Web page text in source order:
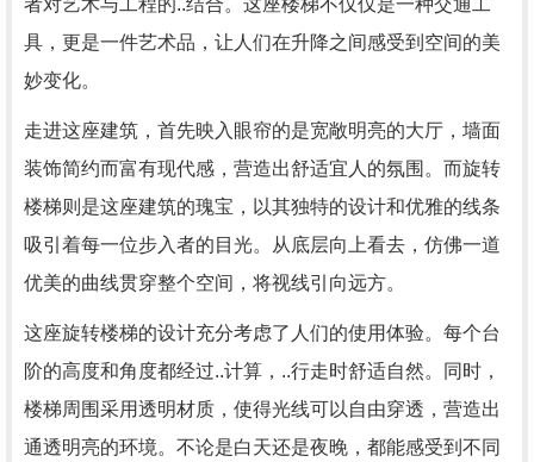
者对艺术与工程的..结合。这座楼梯不仅仅是一种交通工
具，更是一件艺术品，让人们在升降之间感受到空间的美
妙变化。
走进这座建筑，首先映入眼帘的是宽敞明亮的大厅，墙面
装饰简约而富有现代感，营造出舒适宜人的氛围。而旋转
楼梯则是这座建筑的瑰宝，以其独特的设计和优雅的线条
吸引着每一位步入者的目光。从底层向上看去，仿佛一道
优美的曲线贯穿整个空间，将视线引向远方。
这座旋转楼梯的设计充分考虑了人们的使用体验。每个台
阶的高度和角度都经过..计算，..行走时舒适自然。同时，
楼梯周围采用透明材质，使得光线可以自由穿透，营造出
通透明亮的环境。不论是白天还是夜晚，都能感受到不同